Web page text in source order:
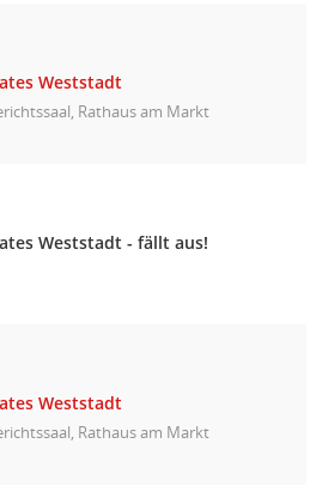
Weststadt
Rathaus am Markt
Weststadt - fällt aus!
Weststadt
Rathaus am Markt